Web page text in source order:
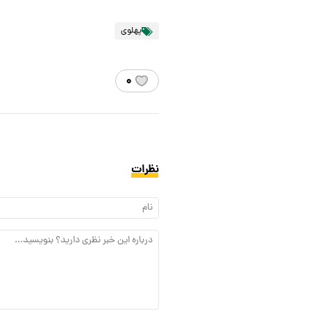
پهلوی
۰
نظرات